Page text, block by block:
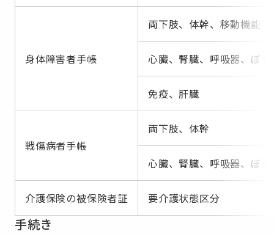
身体障害者手帳
両下肢、体幹、移動機能
心臓、腎臓、呼吸器、ぼ
免疫、肝臓
戦傷病者手帳
両下肢、体幹
心臓、腎臓、呼吸器、ぼ
介護保険の被保険者証 要介護状態区分
手続き